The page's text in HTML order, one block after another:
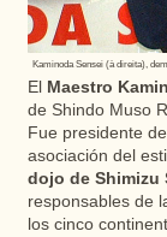
Kaminoda Sensei (à direita),
El Maestro
de Shindo Muso
Fue presidente
asociación del
dojo de Shimizu
responsables de
los cinco